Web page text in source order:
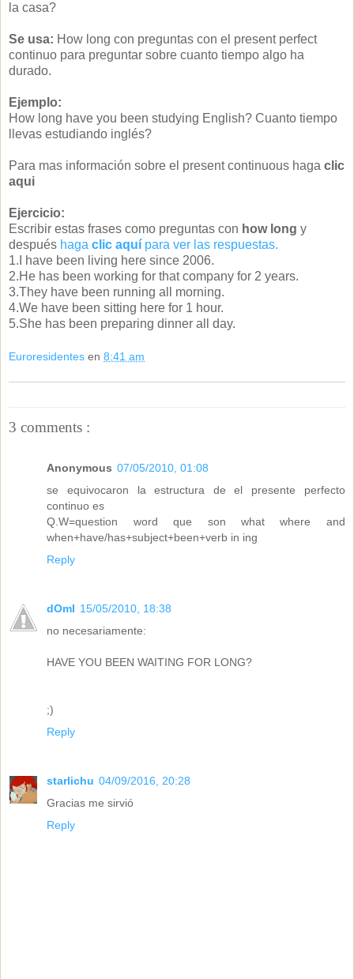
la casa?
Se usa: How long con preguntas con el present perfect
continuo para preguntar sobre cuanto tiempo algo ha
durado.
Ejemplo:
How long have you been studying English? Cuanto tiempo
llevas estudiando inglés?
Para mas información sobre el present continuous hagaclic
aqui
Ejercicio:
Escribir estas frases como preguntas con how long y
después haga clic aquí para ver las respuestas.
1.I have been living here since 2006.
2.He has been working for that company for 2 years.
3.They have been running all morning.
4.We have been sitting here for 1 hour.
5.She has been preparing dinner all day.
Euroresidentesen8:41 am
3 comments :
Anonymous 07/05/2010, 01:08
se equivocaron la estructura de el presente perfecto
continuo es
Q.W=question word que son what where and
when+have/has+subject+been+verb in ing
Reply
dOmI 15/05/2010, 18:38
no necesariamente:
HAVE YOU BEEN WAITING FOR LONG?
;)
Reply
starlichu 04/09/2016, 20:28
Gracias me sirvió
Reply